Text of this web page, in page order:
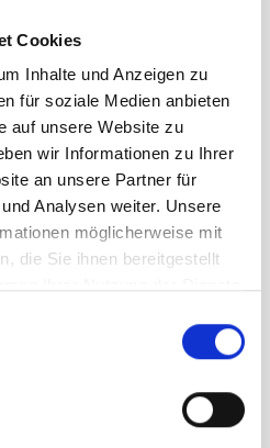
Cookies
Inhalte und Anzeigen zu
für soziale Medien anbieten
auf unsere Website zu
wir Informationen zu Ihrer
an unsere Partner für
Analysen weiter. Unsere
möglicherweise mit
die Sie ihnen bereitgestellt